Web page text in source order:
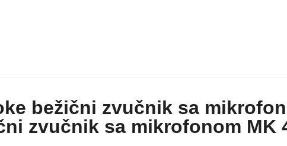
bežični zvučnik sa
zvučnik sa mikrofonom MK